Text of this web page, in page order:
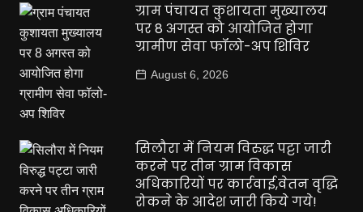
ग्राम पंचायत कुशायता मुख्यालय
पर 8 अगस्त को आयोजित होगा
ग्रामीण सेवा फॉलो-अप शिविर
August 6, 2026
सिलौरा में नियम विरुद्ध पट्टा जारी
करने पर तीन ग्राम विकास
अधिकारियों पर कार्रवाई,वेतन वृद्धि
रोकने के आदेश जारी किये गये!